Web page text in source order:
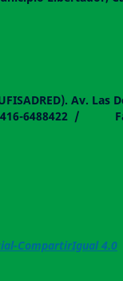
Av. Las
- 0416-6488422
CompartirIgual 4.0